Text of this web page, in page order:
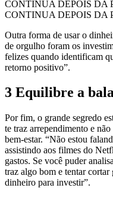
CONTINUA DEPOIS DA
CONTINUA DEPOIS DA
Outra forma de usar o
de orgulho foram os
felizes quando identificam
retorno positivo”.
3 Equilibre a
Por fim, o grande segredo
te traz arrependimento e
bem-estar. “Não estou
assistindo aos filmes do
gastos. Se você puder
traz algo bom e tentar cortar
dinheiro para investir”.